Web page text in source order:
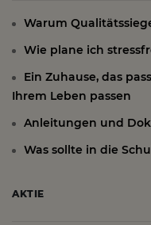
Warum
Wie plane ich
Ein Zuhause, das
Ihrem Leben passen
Anleitungen und
Was sollte in die
AKTIE